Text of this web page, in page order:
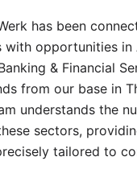
has been
with opportunities in
& Financial
from our base in
understands the
sectors,
tailored to